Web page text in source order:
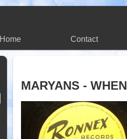
Home Contact
MARYANS - WHEN